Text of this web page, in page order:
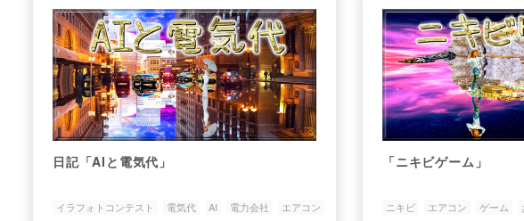
日記「AIと電気代」
イラフォトコンテスト 電気代 AI 電力会社 エアコン
「ニキビゲーム」
ニキビ エアコン ゲーム